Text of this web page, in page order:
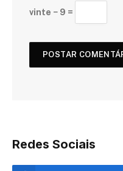
vinte − 9 =
Redes Sociais